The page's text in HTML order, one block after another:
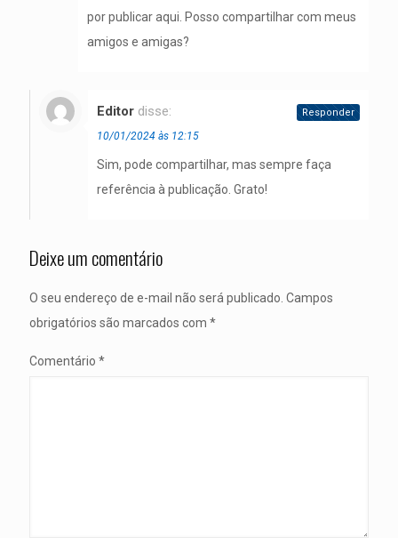
por publicar aqui. Posso compartilhar com meus
amigos e amigas?
Editor disse:
10/01/2024 às 12:15
Sim, pode compartilhar, mas sempre faça
referência à publicação. Grato!
Responder
Deixe um comentário
O seu endereço de e-mail não será publicado. Campos
obrigatórios são marcados com *
Comentário *